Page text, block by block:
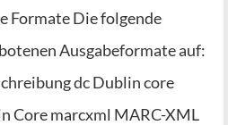
For­ma­te Die fol­gen­de
Aus­ga­be­for­ma­te auf:
dc Dub­lin core
Core marcxml MARC-XML